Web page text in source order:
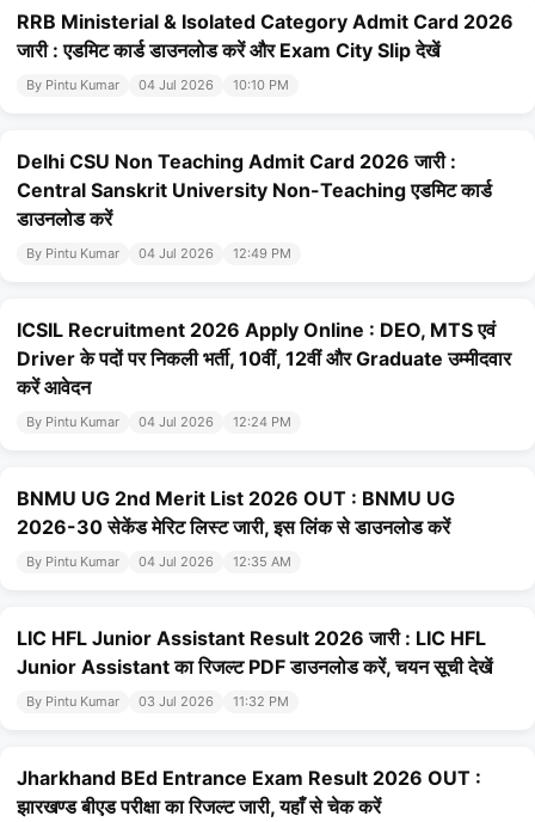
RRB Ministerial & Isolated Category Admit Card 2026
जारी : एडमिट कार्ड डाउनलोड करें और Exam City Slip देखें
By Pintu Kumar 04 Jul 2026 10:10 PM
Delhi CSU Non Teaching Admit Card 2026 जारी :
Central Sanskrit University Non-Teaching एडमिट कार्ड
डाउनलोड करें
By Pintu Kumar 04 Jul 2026 12:49 PM
ICSIL Recruitment 2026 Apply Online : DEO, MTS एवं
Driver के पदों पर निकली भर्ती, 10वीं, 12वीं और Graduate उम्मीदवार
करें आवेदन
By Pintu Kumar 04 Jul 2026 12:24 PM
BNMU UG 2nd Merit List 2026 OUT : BNMU UG
2026-30 सेकेंड मेरिट लिस्ट जारी, इस लिंक से डाउनलोड करें
By Pintu Kumar 04 Jul 2026 12:35 AM
LIC HFL Junior Assistant Result 2026 जारी : LIC HFL
Junior Assistant का रिजल्ट PDF डाउनलोड करें, चयन सूची देखें
By Pintu Kumar 03 Jul 2026 11:32 PM
Jharkhand BEd Entrance Exam Result 2026 OUT :
झारखण्ड बीएड परीक्षा का रिजल्ट जारी, यहाँ से चेक करें